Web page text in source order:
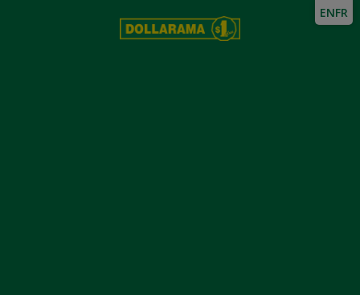
ENFR